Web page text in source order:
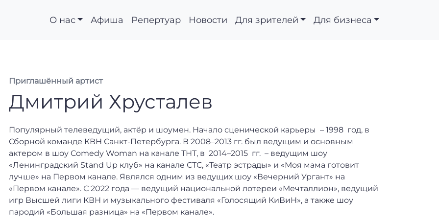
О нас Афиша Репертуар Новости Для зрителей Для бизнеса
Приглашённый артист
Дмитрий Хрусталев
Популярный телеведущий, актёр и шоумен. Начало сценической карьеры – 1998 год, в
Сборной команде КВН Санкт-Петербурга. В 2008–2013 гг. был ведущим и основным
актером в шоу Comedy Woman на канале ТНТ, в 2014–2015 гг. – ведущим шоу
«Ленинградский Stand Up клуб» на канале СТС, «Театр эстрады» и «Моя мама готовит
лучше» на Первом канале. Являлся одним из ведущих шоу «Вечерний Ургант» на
«Первом канале». С 2022 года — ведущий национальной лотереи «Мечталлион», ведущий
игр Высшей лиги КВН и музыкального фестиваля «Голосящий КиВиН», а также шоу
пародий «Большая разница» на «Первом канале».